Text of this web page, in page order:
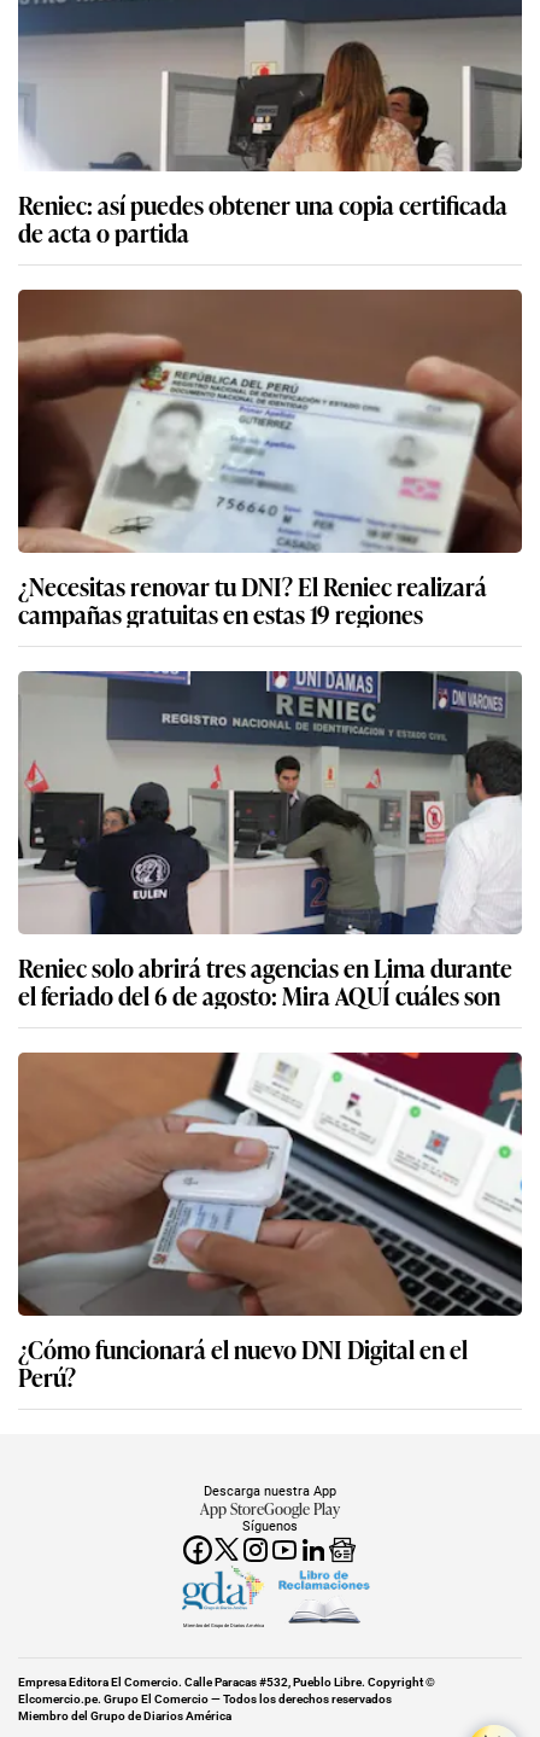
Reniec: así puedes obtener una copia certificada
de acta o partida
¿Necesitas renovar tu DNI? El Reniec realizará
campañas gratuitas en estas 19 regiones
Reniec solo abrirá tres agencias en Lima durante
el feriado del 6 de agosto: Mira AQUÍ cuáles son
¿Cómo funcionará el nuevo DNI Digital en el
Perú?
Síguenos
Descarga nuestra App
App StoreGoogle Play
Miembro del Grupo de Diarios América
Empresa Editora El Comercio. Calle Paracas #532, Pueblo Libre. Copyright ©
Elcomercio.pe. Grupo El Comercio — Todos los derechos reservados
Miembro del Grupo de Diarios América